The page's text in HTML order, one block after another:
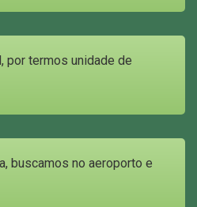
por termos unidade de
buscamos no aeroporto e